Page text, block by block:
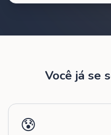
Você já se
😰